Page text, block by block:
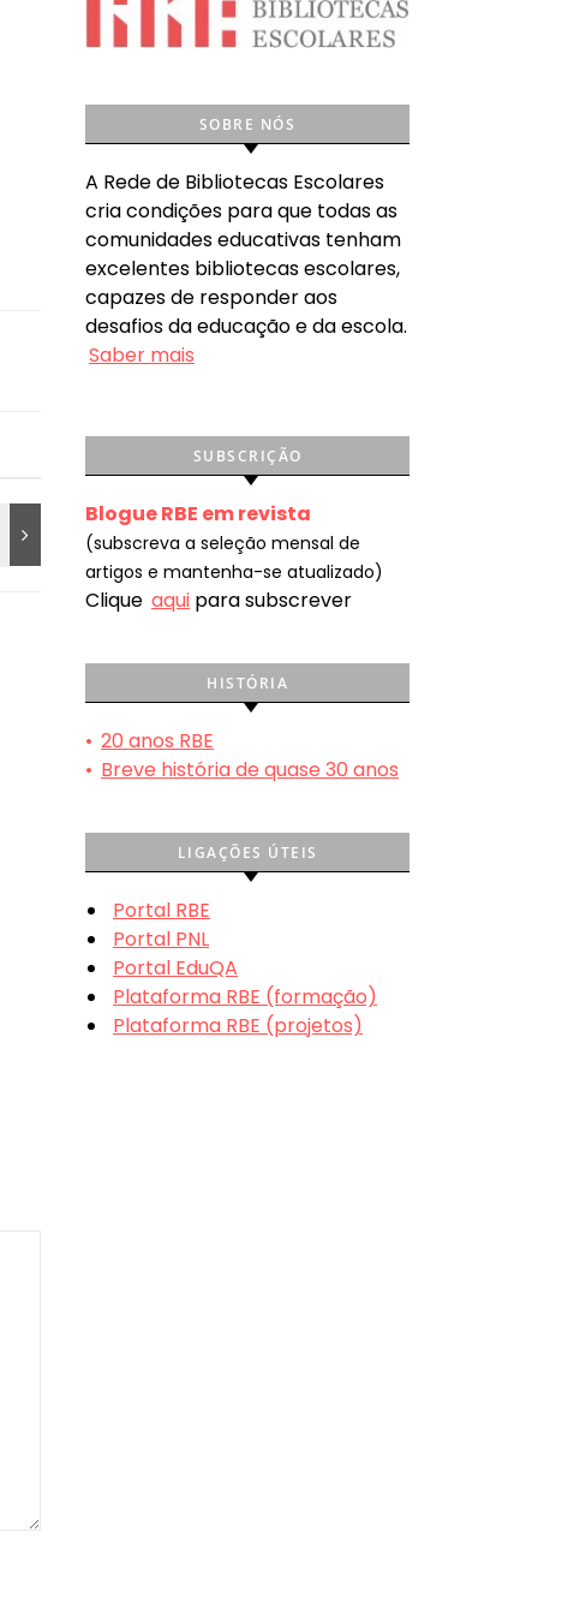
SOBRE NÓS
A Rede de Bibliotecas Escolares
cria condições para que todas as
comunidades educativas tenham
excelentes bibliotecas escolares,
capazes de responder aos
desafios da educação e da escola.
Saber mais
SUBSCRIÇÃO
Blogue RBE em revista
(subscreva a seleção mensal de
artigos e mantenha-se atualizado)
Clique aqui para subscrever
HISTÓRIA
• 20 anos RBE
• Breve história de quase 30 anos
LIGAÇÕES ÚTEIS
Portal RBE
Portal PNL
Portal EduQA
Plataforma RBE (formação)
Plataforma RBE (projetos)